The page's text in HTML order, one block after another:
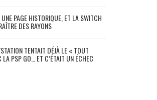
PAGE HISTORIQUE, ET LA SWITCH
DES RAYONS
TENTAIT DÉJÀ LE « TOUT
LA PSP GO… ET C’ÉTAIT UN ÉCHEC